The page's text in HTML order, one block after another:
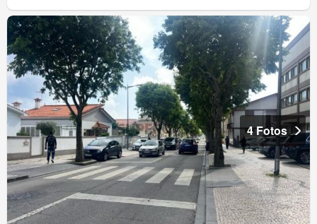
4 Fotos